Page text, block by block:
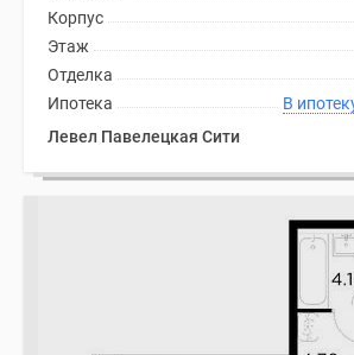
Корпус
Этаж
Отделка
Ипотека
Левел Павелецкая Сити